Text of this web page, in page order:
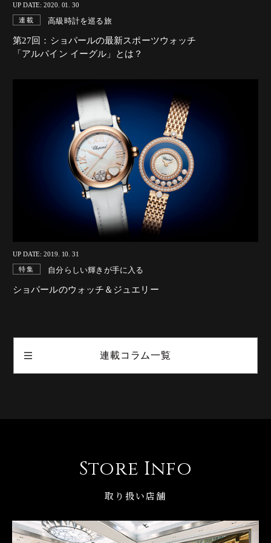
UP DATE: 2020. 01. 30
連載 高級時計を巡る旅
第27回：ショパールの最新スポーツウォッチ
「アルパイン イーグル」とは？
UP DATE: 2019. 10. 31
特集 自分らしい輝きが手に入る
ショパールのウォッチ＆ジュエリー
連載コラム一覧
Store Info
取り扱い店舗